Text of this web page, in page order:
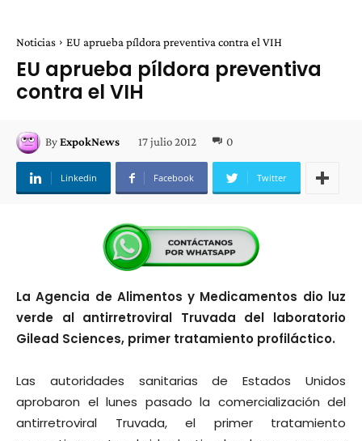
Noticias EU aprueba píldora preventiva contra el VIH
EU aprueba píldora preventiva
contra el VIH
ByExpokNews 17 julio 2012 0
Linkedin Facebook Twitter
La Agencia de Alimentos y Medicamentos dio luz
verde al antirretroviral Truvada del laboratorio
Gilead Sciences, primer tratamiento profiláctico.
Las autoridades sanitarias de Estados Unidos
aprobaron el lunes pasado la comercialización del
antirretroviral Truvada, el primer tratamiento